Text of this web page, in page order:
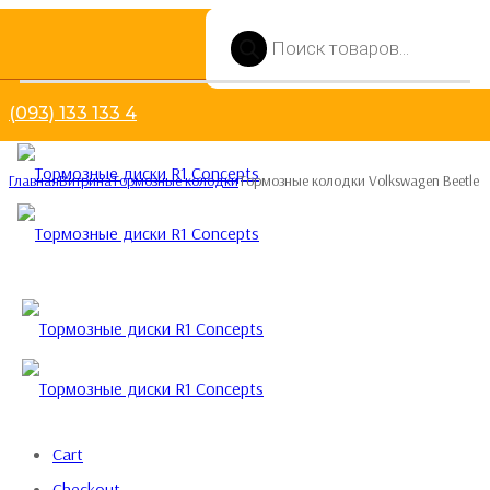
Поиск
товаров
(093) 133 133 4
Cart
ГлавнаяВитринаТормозные колодкиТормозные колодки Volkswagen Beetle
Тормозные колодки
Volkswagen Beetle
74.00$